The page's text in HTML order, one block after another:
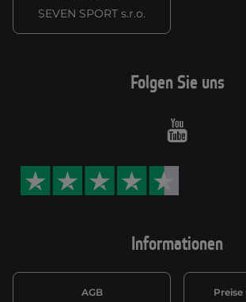
SEVEN SPORT s.r.o.
Informationen
AGB
Folgen Sie uns
Youtube